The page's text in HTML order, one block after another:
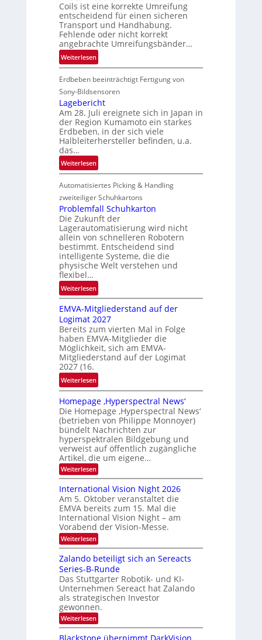
u
t
s
l
e
i
t
e
i
n
Coils ist eine korrekte Umreifung
entscheidend für einen sicheren
Transport und Handhabung.
Fehlende oder nicht korrekt
angebrachte Umreifungsbänder…
Weiterlesen:
C
o
i
l
s
z
ä
h
l
e
Erdbeben beeinträchtigt Fertigung von
Sony-Bildsensoren
Lagebericht
Am 28. Juli ereignete sich in Japan in
der Region Kumamoto ein starkes
Erdbeben, in der sich viele
Halbleiterhersteller befinden, u.a.
das…
Weiterlesen:
L
a
g
e
b
e
r
i
c
t
Automatisiertes Picking & Handling
zweiteiliger Schuhkartons
Problemfall Schuhkarton
Die Zukunft der
Lagerautomatisierung wird nicht
allein von schnelleren Robotern
bestimmt. Entscheidend sind
intelligente Systeme, die die
physische Welt verstehen und
flexibel…
Weiterlesen:
P
r
o
b
l
e
f
a
l
l
S
c
h
u
h
k
a
r
t
o
n
EMVA-Mitgliederstand auf der
Logimat 2027
Bereits zum vierten Mal in Folge
haben EMVA-Mitglieder die
Möglichkeit, sich am EMVA-
Mitgliederstand auf der Logimat
2027 (16.
Weiterlesen:
E
M
V
A
-
M
i
t
g
l
i
e
d
e
r
s
t
a
n
d
a
u
f
Homepage ‚Hyperspectral News‘
Die Homepage ‚Hyperspectral News‘
(betrieben von Philippe Monnoyer)
bündelt Nachrichten zur
hyperspektralen Bildgebung und
verweist auf öffentlich zugängliche
Artikel, die um eigene…
Weiterlesen:
H
m
e
p
a
g
e
‚
H
y
p
e
r
s
p
e
c
t
International Vision Night 2026
Am 5. Oktober veranstaltet die
EMVA bereits zum 15. Mal die
International Vision Night – am
Vorabend der Vision-Messe.
Weiterlesen:
I
t
e
r
n
a
t
i
o
n
a
Zalando beteiligt sich an Sereacts
Series-B-Runde
Das Stuttgarter Robotik- und KI-
Unternehmen Sereact hat Zalando
als strategischen Investor
gewonnen.
Weiterlesen:
Z